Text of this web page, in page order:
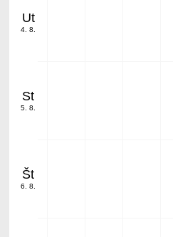
Ut
4. 8.
St
5. 8.
Št
6. 8.